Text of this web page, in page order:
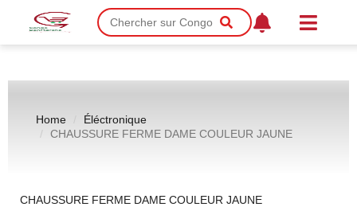
Home
Éléctronique
CHAUSSURE FERME DAME COULEUR JAUNE
CHAUSSURE FERME DAME COULEUR JAUNE